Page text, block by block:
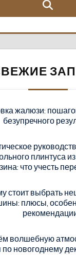
жалюзи:
безупречного
плинтуса
что учесть
стоит выбрать
плюсы,
волшебную
по новогоднему